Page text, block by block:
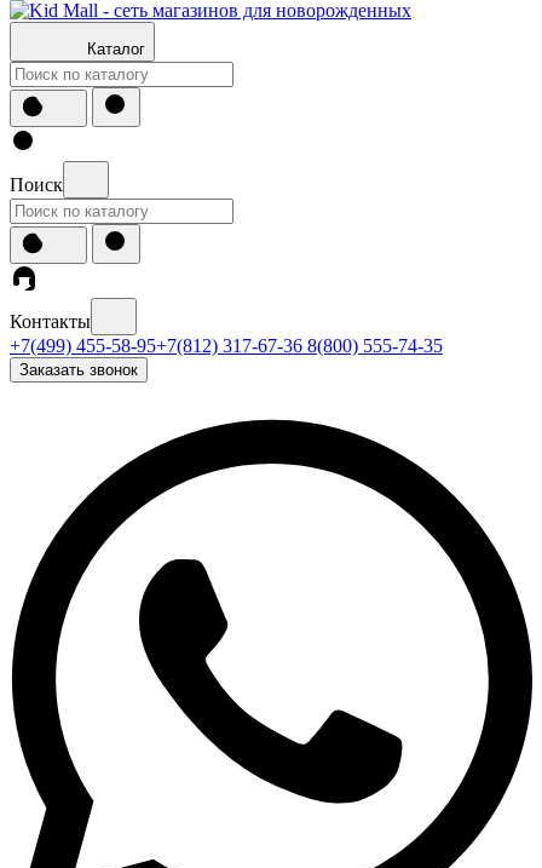
Каталог
Поиск
Контакты
+7(499) 455-58-95+7(812) 317-67-36 8(800) 555-74-35
Заказать звонок